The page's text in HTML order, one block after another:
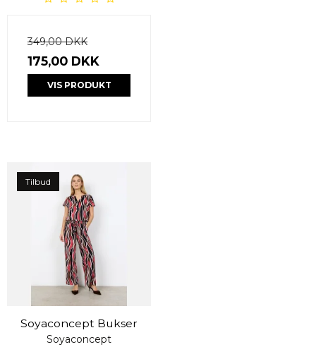
349,00 DKK
175,00 DKK
VIS PRODUKT
Tilbud
Soyaconcept Bukser
Soyaconcept